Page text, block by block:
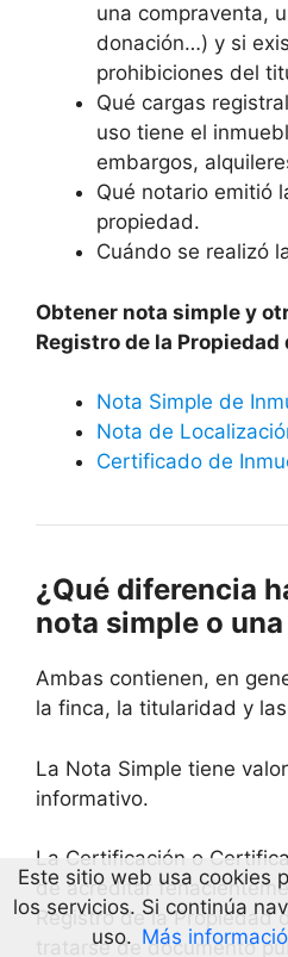
una compraventa,
donación…) y si
prohibiciones del
Qué cargas
uso tiene el
embargos,
Qué notario emitió
propiedad.
Cuándo se realizó
Obtener nota simple y
Registro de la Propiedad
Nota Simple de
Nota de
Certificado de
¿Qué diferencia
nota simple o
Ambas contienen, en
la finca, la titularidad y
La Nota Simple tiene
informativo.
La Certificación o
de acreditar
Registro de la Propiedad
tratarse de documento
Este sitio web usa cookies
los servicios. Si continúa
uso. Más